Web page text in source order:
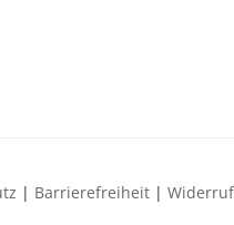
Barrierefreiheit